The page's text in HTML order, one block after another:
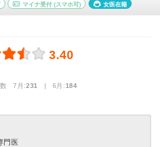
マイナ受付 (スマホ可) 女医在籍
3.40
数 7月:231 | 6月:184
門医